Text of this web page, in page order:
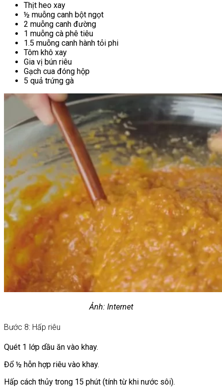
Thịt heo xay
½ muỗng canh bột ngọt
2 muỗng canh đường
1 muỗng cà phê tiêu
1.5 muỗng canh hành tỏi phi
Tôm khô xay
Gia vị bún riêu
Gạch cua đóng hộp
5 quả trứng gà
Ảnh: Internet
Bước 8: Hấp riêu
Quét 1 lớp dầu ăn vào khay.
Đổ ½ hỗn hợp riêu vào khay.
Hấp cách thủy trong 15 phút (tính từ khi nước sôi).